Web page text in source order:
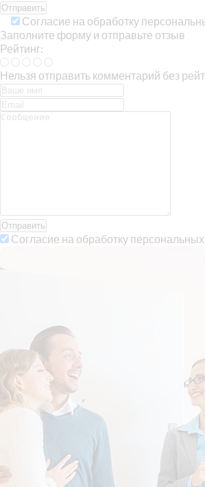
Согласие на обработку
Заполните форму и отправьте отзыв
Рейтинг:
Нельзя отправить комментарий без
Отправить
Согласие на обработку